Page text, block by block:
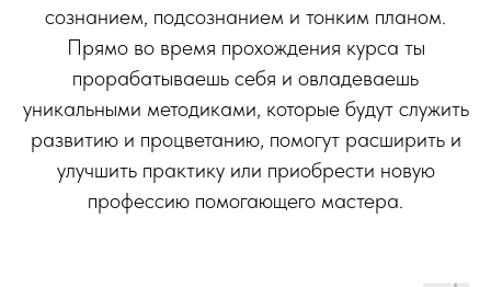
сознанием, подсознанием и тонким планом.
Прямо во время прохождения курса ты
прорабатываешь себя и овладеваешь
уникальными методиками, которые будут служить
развитию и процветанию, помогут расширить и
улучшить практику или приобрести новую
профессию помогающего мастера.